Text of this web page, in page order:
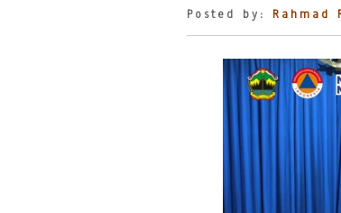
Posted by: Rahmad